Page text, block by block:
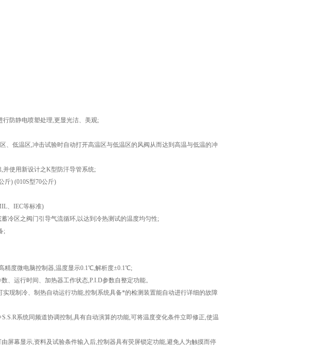
防静电喷塑处理,更显光洁、美观;
、低温区,冲击试验时自动打开高温区与低温区的风阀从而达到高温与低温的冲
并使用新设计之K型防汗导管系统;
斤) (010S型70公斤)
、IEC等标准)
冷区之阀门引导气流循环,以达到冷热测试的温度均匀性;
;
精度微电脑控制器,温度显示0.1℃,解析度±0.1℃;
、运行时间、加热器工作状态,P.I.D参数自整定功能。
现制冷、制热自动运行功能,控制系统具备*的检测装置能自动进行详细的故障
系统同频道协调控制,具有自动演算的功能,可将温度变化条件立即修正,使温
屏幕显示,资料及试验条件输入后,控制器具有荧屏锁定功能,避免人为触摸而停